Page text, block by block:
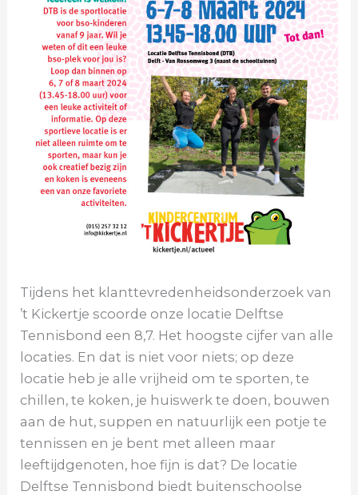
Tijdens het klanttevredenheidsonderzoek van
’t Kickertje scoorde onze locatie Delftse
Tennisbond een 8,7. Het hoogste cijfer van alle
locaties. En dat is niet voor niets; op deze
locatie heb je alle vrijheid om te sporten, te
chillen, te koken, je huiswerk te doen, bouwen
aan de hut, suppen en natuurlijk een potje te
tennissen en je bent met alleen maar
leeftijdgenoten, hoe fijn is dat? De locatie
Delftse Tennisbond biedt buitenschoolse